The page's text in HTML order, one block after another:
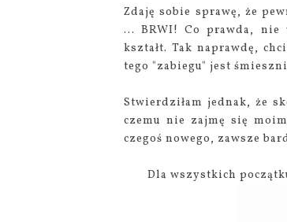
Zdaję sobie sprawę, że
... BRWI! Co prawda, nie
kształt. Tak naprawdę,
tego "zabiegu" jest
Stwierdziłam jednak, że
czemu nie zajmę się
czegoś nowego, zawsze
Dla wszystkich